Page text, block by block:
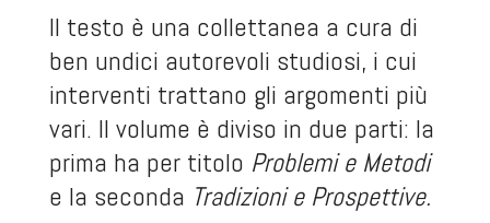
Il testo è una collettanea a cura di
ben undici autorevoli studiosi, i cui
interventi trattano gli argomenti più
vari. Il volume è diviso in due parti: la
prima ha per titolo Problemi e Metodi
e la seconda Tradizioni e Prospettive.